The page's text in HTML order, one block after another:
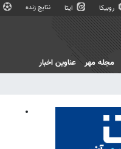
روبیکا ایتا نتایج زنده
مجله مهر عناوین اخبار